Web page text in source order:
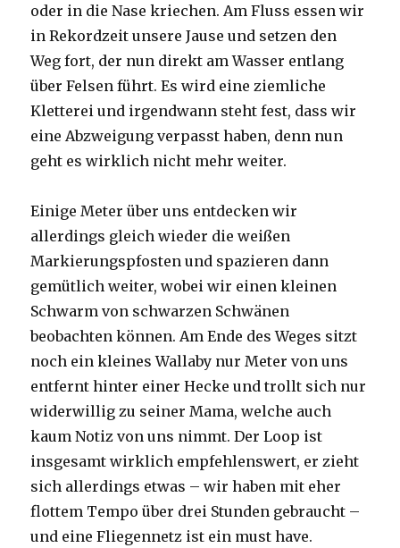
oder in die Nase kriechen. Am Fluss essen wir
in Rekordzeit unsere Jause und setzen den
Weg fort, der nun direkt am Wasser entlang
über Felsen führt. Es wird eine ziemliche
Kletterei und irgendwann steht fest, dass wir
eine Abzweigung verpasst haben, denn nun
geht es wirklich nicht mehr weiter.
Einige Meter über uns entdecken wir
allerdings gleich wieder die weißen
Markierungspfosten und spazieren dann
gemütlich weiter, wobei wir einen kleinen
Schwarm von schwarzen Schwänen
beobachten können. Am Ende des Weges sitzt
noch ein kleines Wallaby nur Meter von uns
entfernt hinter einer Hecke und trollt sich nur
widerwillig zu seiner Mama, welche auch
kaum Notiz von uns nimmt. Der Loop ist
insgesamt wirklich empfehlenswert, er zieht
sich allerdings etwas – wir haben mit eher
flottem Tempo über drei Stunden gebraucht –
und eine Fliegennetz ist ein must have.